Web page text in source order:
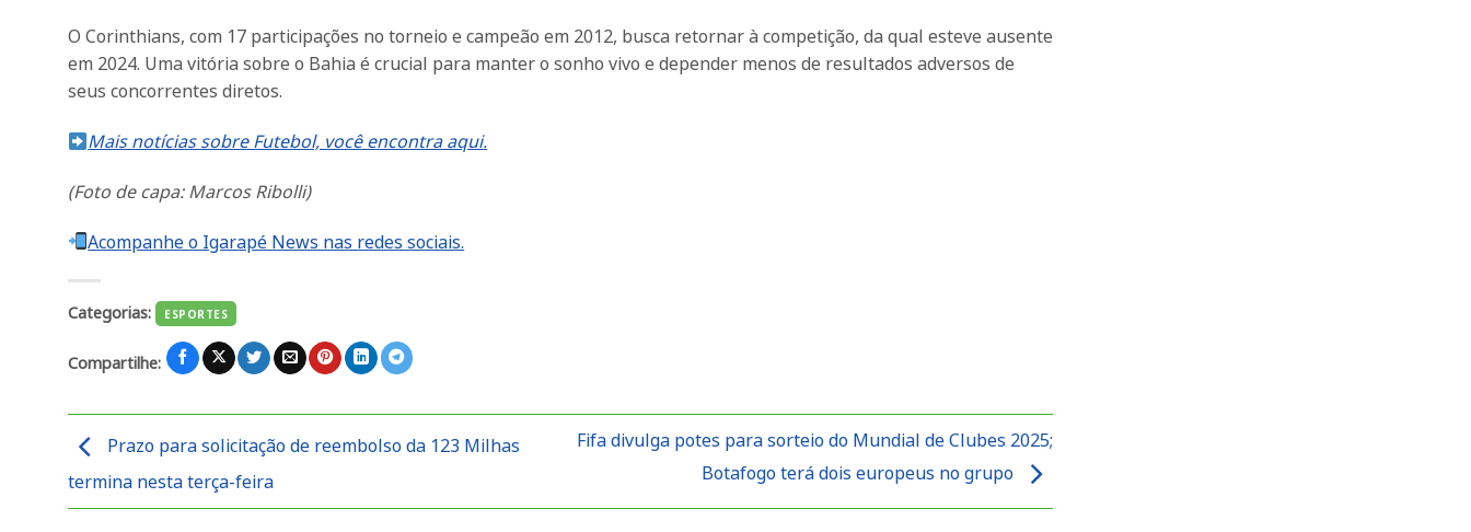
O Corinthians, com 17 participações no torneio e campeão em 2012, busca retornar à competição, da qual esteve ausente
em 2024. Uma vitória sobre o Bahia é crucial para manter o sonho vivo e depender menos de resultados adversos de
seus concorrentes diretos.
Mais notícias sobre Futebol, você encontra aqui.
(Foto de capa: Marcos Ribolli)
Acompanhe o Igarapé News nas redes sociais.
Categorias: ESPORTES
Compartilhe:
Prazo para solicitação de reembolso da 123 Milhas
termina nesta terça-feira
Fifa divulga potes para sorteio do Mundial de Clubes 2025;
Botafogo terá dois europeus no grupo